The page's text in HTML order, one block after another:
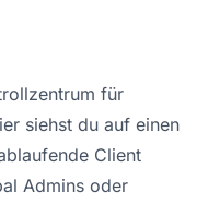
für
siehst du auf einen
Client
Admins oder